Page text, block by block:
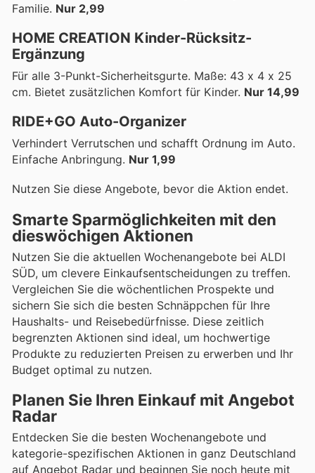
Familie. Nur 2,99
HOME CREATION Kinder-Rücksitz-
Ergänzung
Für alle 3-Punkt-Sicherheitsgurte. Maße: 43 x 4 x 25
cm. Bietet zusätzlichen Komfort für Kinder. Nur 14,99
RIDE+GO Auto-Organizer
Verhindert Verrutschen und schafft Ordnung im Auto.
Einfache Anbringung. Nur 1,99
Nutzen Sie diese Angebote, bevor die Aktion endet.
Smarte Sparmöglichkeiten mit den
dieswöchigen Aktionen
Nutzen Sie die aktuellen Wochenangebote bei ALDI
SÜD, um clevere Einkaufsentscheidungen zu treffen.
Vergleichen Sie die wöchentlichen Prospekte und
sichern Sie sich die besten Schnäppchen für Ihre
Haushalts- und Reisebedürfnisse. Diese zeitlich
begrenzten Aktionen sind ideal, um hochwertige
Produkte zu reduzierten Preisen zu erwerben und Ihr
Budget optimal zu nutzen.
Planen Sie Ihren Einkauf mit Angebot
Radar
Entdecken Sie die besten Wochenangebote und
kategorie-spezifischen Aktionen in ganz Deutschland
auf Angebot Radar und beginnen Sie noch heute mit